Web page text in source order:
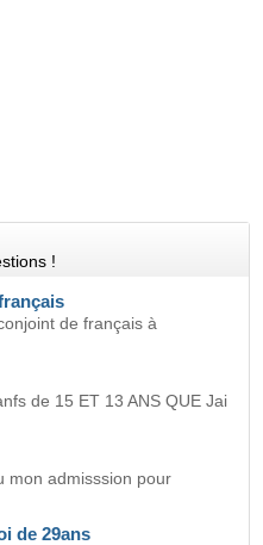
!
de français à
de 15 ET 13 ANS QUE Jai
mon admisssion pour
de 29ans